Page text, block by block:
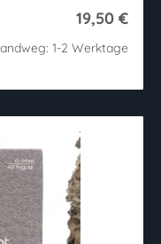
19,50 €
1-2 Werktage